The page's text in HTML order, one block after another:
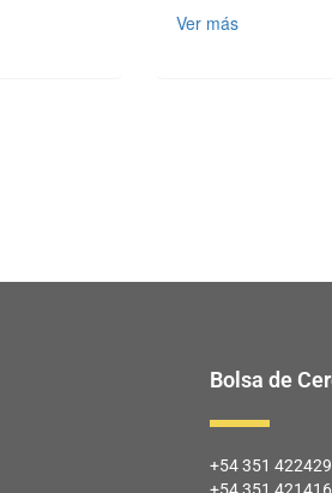
Ver más
Bolsa de
+54 351